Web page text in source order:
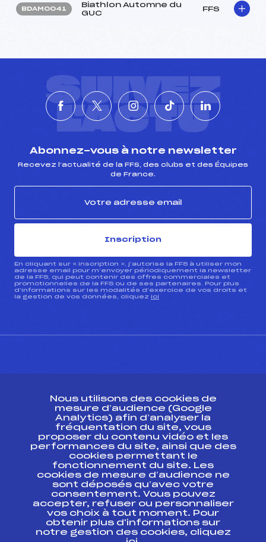
BDAM0041
Biathlon Automne du
GUC
FFS
SUIVEZ
L'ACTU
Abonnez-vous à notre newsletter
Recevez l’actualité de la FFS, des clubs et des Équipes
de France.
Inscription
En cliquant sur « inscription », j’autorise la FFS à utiliser mon
adresse email pour m’envoyer périodiquement la newsletter
de la FFS, qui peut contenir des offres commerciales et
promotionnelles de la FFS ou de ses partenaires. Pour plus
d’informations sur les modalités d’exercice de vos droits et
la gestion de vos données, cliquez ici
ESPACE PRESSE
Ressources
Pass’Neige
Projet sportif fédéral
Projet de performance fédéral
Antidopage
Pôle Développement, Formation, Suivi
Scientifique
Listes ministérielles
Pôle vie de l’athlète
Nous utilisons des cookies de
mesure d’audience (Google
Analytics) afin d’analyser la
fréquentation du site, vous
proposer du contenu vidéo et les
performances du site, ainsi que des
cookies permettant le
fonctionnement du site. Les
cookies de mesure d’audience ne
sont déposés qu’avec votre
consentement. Vous pouvez
accepter, refuser ou personnaliser
vos choix à tout moment. Pour
obtenir plus d'informations sur
notre gestion des cookies, cliquez